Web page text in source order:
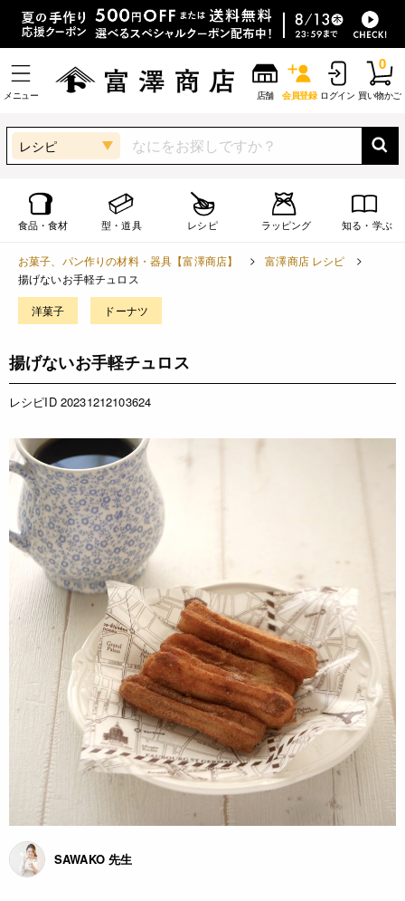
メニュー 店舗 会員登録 ログイン 買い物かご
0
レシピ
食品・食材 型・道具 レシピ ラッピング 知る・学ぶ
お菓子、パン作りの材料・器具【富澤商店】
富澤商店 レシピ
揚げないお手軽チュロス
洋菓子 ドーナツ
揚げないお手軽チュロス
レシピID 20231212103624
SAWAKO 先生